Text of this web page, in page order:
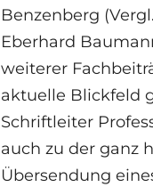
Benzenberg
Eberhard
weiterer
aktuelle Blickfeld
Schriftleiter
auch zu der ganz
Übersendung